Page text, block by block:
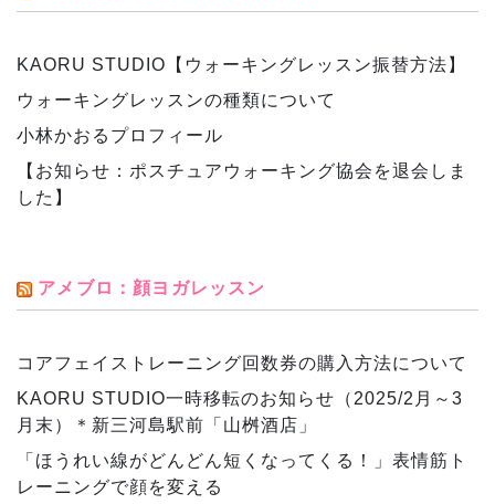
KAORU STUDIO【ウォーキングレッスン振替方法】
ウォーキングレッスンの種類について
小林かおるプロフィール
【お知らせ：ポスチュアウォーキング協会を退会しま
した】
アメブロ：顔ヨガレッスン
コアフェイストレーニング回数券の購入方法について
KAORU STUDIO一時移転のお知らせ（2025/2月～3
月末）＊新三河島駅前「山桝酒店」
「ほうれい線がどんどん短くなってくる！」表情筋ト
レーニングで顔を変える